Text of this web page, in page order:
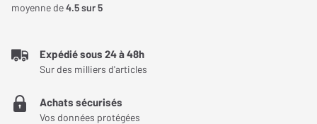
pédaliers, leviers de vitesse et freins à main. Pliable, il peut être
Conception robuste et pliable pour une durabilité
Méticuleusement conçu à partir de matériaux de haute qualité
moyenne de4.5sur 5
Expédié sous 24 à 48h
Sur des milliers d'articles
Achats sécurisés
Vos données protégées